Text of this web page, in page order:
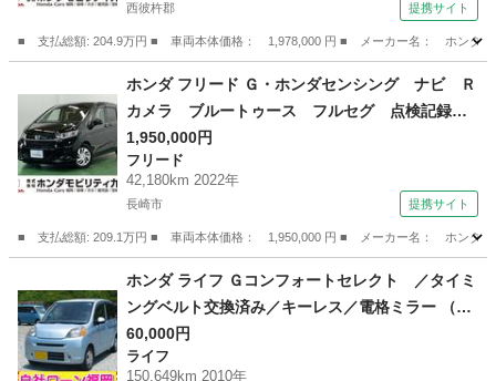
ヒーター スマートキー エアコン オートライ
ト ＵＳＢ （検9.7）
西彼杵郡 提携サイト
■ 支払総額: 204.9万円 ■ 車両本体価格： 1,978,000 円 ■ メーカー名： ホン
ホンダ
ホンダ フリード Ｇ・ホンダセンシング ナビ Ｒ
カメラ ブルートゥース フルセグ 点検記録
簿 追従走行 電動ミラー ダブルエアバック
ＬＫＡ スマキー セキュリティ 横滑防止装
置 カラーバックモニター Ｂｌｕｅｔｏｏｔ
1,950,000円
フリード
42,180km 2022年
長崎市 提携サイト
■ 支払総額: 209.1万円 ■ 車両本体価格： 1,950,000 円 ■ メーカー名： ホン
フリード
ホンダ ライフ Ｇコンフォートセレクト ／タイミ
ングベルト交換済み／キーレス／電格ミラー （検
9.4）
60,000円
ライフ
150,649km 2010年